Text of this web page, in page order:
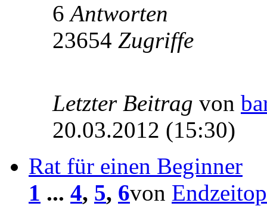
6Antworten
23654 Zugriffe
Letzter Beitrag von
20.03.2012 (15:30)
Rat für einen Beginner
1 ... 4, 5, 6von